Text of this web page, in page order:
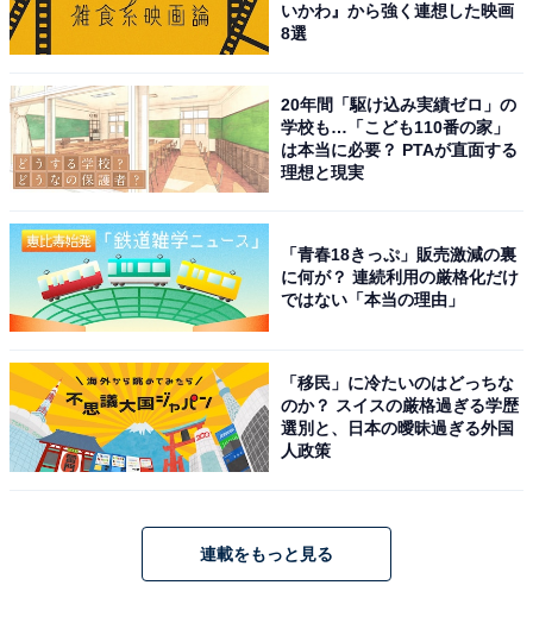
に直面すると、将来への不安と共に、言いようのない虚
しさが定期的に押し寄せることに苦労します」と教えて
くれました。
お金に関する悩みでは「低賃金な上に浪費癖で貯金もゼ
ロ。親がいなくなれば生活破綻は目に見えており、将来
掃除や洗濯、食事など身の回りのことをすべて親に任せ
られるため実家暮らしを選んだ回答者。一方で、親がい
という将来への不安に悩んでいる様子がうかがえまし
た。
ビスや金額などの情報が異なることがございます
※投稿エピソードのため、内容の正確性を保証するもの
いかわ』から強く連想した映画
8選
20年間「駆け込み実績ゼロ」の
学校も…「こども110番の家」
は本当に必要？ PTAが直面する
理想と現実
「青春18きっぷ」販売激減の裏
に何が？ 連続利用の厳格化だけ
ではない「本当の理由」
「移民」に冷たいのはどっちな
のか？ スイスの厳格過ぎる学歴
選別と、日本の曖昧過ぎる外国
人政策
連載をもっと見る